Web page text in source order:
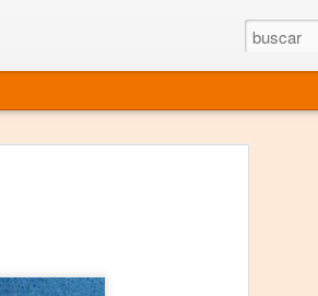
en el mundo
"Emilio Carballido" 2014.